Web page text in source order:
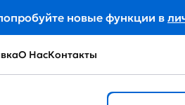
новые функции в
О НасКонтакты